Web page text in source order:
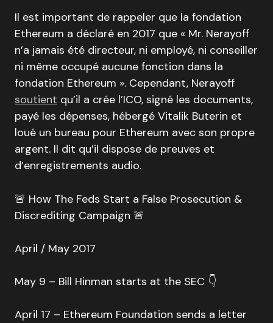
Il est important de rappeler que la fondation
Ethereum a déclaré en 2017 que « Mr. Nerayoff
n’a jamais été directeur, ni employé, ni conseiller
ni même occupé aucune fonction dans la
fondation Ethereum ». Cependant, Nerayoff
soutient qu’il a crée l’ICO, signé les documents,
payé les dépenses, hébergé Vitalik Buterin et
loué un bureau pour Ethereum avec son propre
argent. Il dit qu’il dispose de preuves et
d’enregistrements audio.
🚨 How The Feds Start a False Prosecution &
Discrediting Campaign 🚨
April / May 2017
May 9 – Bill Hinman starts at the SEC 👇
April 17 – Ethereum Foundation sends a letter